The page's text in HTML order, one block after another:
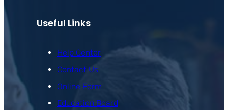
Useful Links
Help Center
Contact Us
Online Form
Education Board